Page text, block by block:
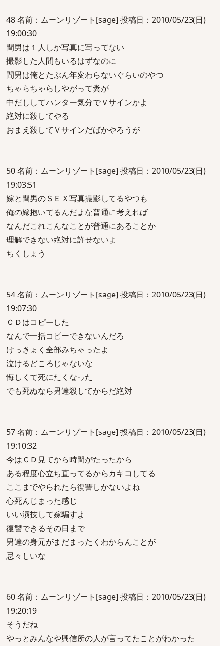
48 名前：ムーンリゾート[sage] 投稿日：2010/05/23(日)
19:00:30
間男は１人しか写真に写ってない
撮影した人間もいるはずなのに
間男は俺とたぶん年変わらないぐらいのやつ
ちゃらちゃらしやがって糞が
中だししてハンター気分でＶサインかよ
絶対に殺してやる
おまえ殺してＶサインだばかやろうが
50 名前：ムーンリゾート[sage] 投稿日：2010/05/23(日)
19:03:51
嫁と間男のＳＥＸ写真撮影してるやつも
俺の嫁抱いてるんだよな普通に考えれば
なんだこれこんなことが普通にあることか
理解できない絶対に許せないよ
ちくしょう
54 名前：ムーンリゾート[sage] 投稿日：2010/05/23(日)
19:07:30
ＣＤはコピーした
なんで一括コピーできないんだろ
けっきょく全部みちゃったよ
泣けるどころじゃないな
悔しくて死にたくなった
でも死ぬなら男達殺してからだ絶対
57 名前：ムーンリゾート[sage] 投稿日：2010/05/23(日)
19:10:32
今はＣＤ見てから時間がたったから
ある程度心立ち直ってるからカキコしてる
ここまでやられたら復讐しかないよね
心死んじまった感じ
いい演技して嫁騙すよ
復讐できるその日まで
男達の身元がまだまったくわからんことが
忌々しいな
60 名前：ムーンリゾート[sage] 投稿日：2010/05/23(日)
19:20:19
そうだね
やっとみんなや興信所の人が言ってたことがわかった